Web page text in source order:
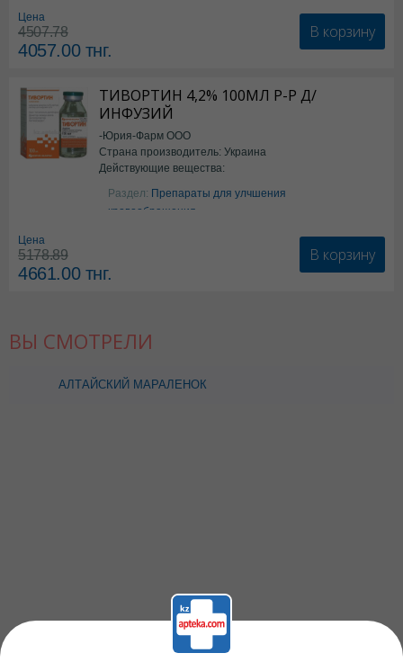
Цена
4507.78
4057.00тнг.
В корзину
ТИВОРТИН 4,2% 100МЛ Р-Р Д/
ИНФУЗИЙ
-Юрия-Фарм ООО
Страна производитель: Украина
Действующие вещества:
Аргинин
Раздел: Препараты для улчшения
кровообращения
Цена
5178.89
4661.00тнг.
В корзину
ВЫ СМОТРЕЛИ
АЛТАЙСКИЙ МАРАЛЕНОК